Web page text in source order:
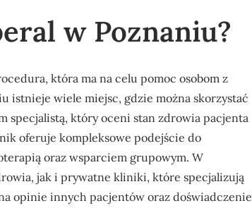
w Poznaniu?
która ma na celu pomoc osobom z
istnieje wiele miejsc, gdzie można skorzystać
specjalistą, który oceni stan zdrowia pacjenta
oferuje kompleksowe podejście do
oraz wsparciem grupowym. W
jak i prywatne kliniki, które specjalizują
opinie innych pacjentów oraz doświadczenie